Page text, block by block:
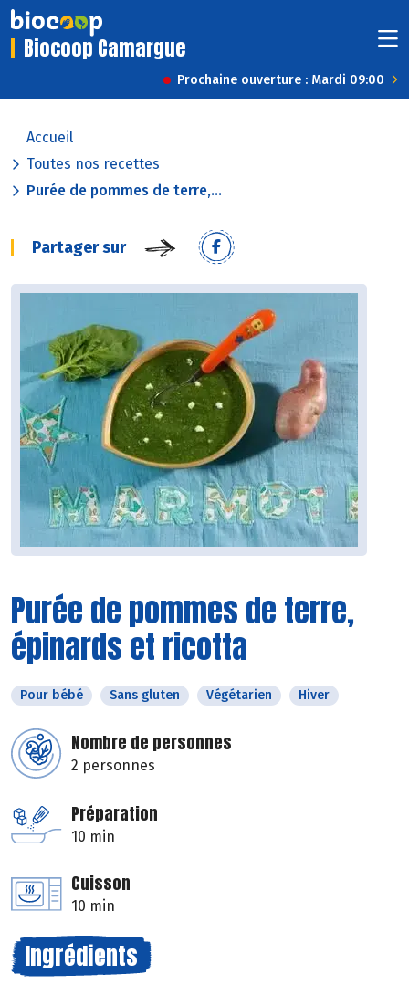
Biocoop Camargue
Prochaine ouverture : Mardi 09:00
Accueil
Toutes nos recettes
Purée de pommes de terre,...
Partager sur
Purée de pommes de terre,
épinards et ricotta
Pour bébé Sans gluten Végétarien Hiver
Nombre de personnes
2 personnes
Préparation
10 min
Cuisson
10 min
Ingrédients